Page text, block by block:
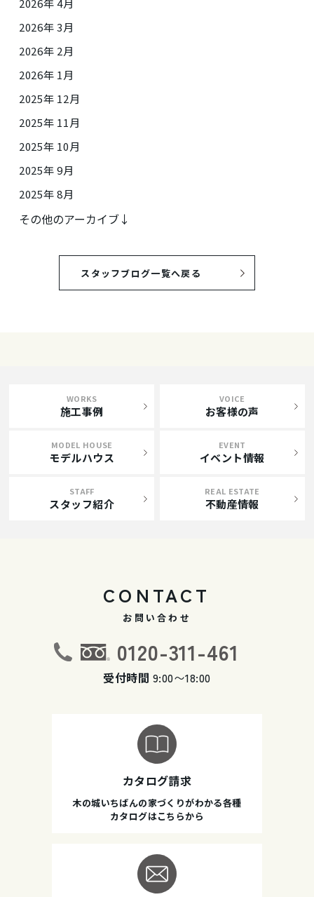
2026年 4月
2026年 3月
2026年 2月
2026年 1月
2025年 12月
2025年 11月
2025年 10月
2025年 9月
2025年 8月
その他のアーカイブ↓
スタッフブログ一覧へ戻る
WORKS
施工事例
VOICE
お客様の声
MODEL HOUSE
モデルハウス
EVENT
イベント情報
STAFF
スタッフ紹介
REAL ESTATE
不動産情報
CONTACT
お問い合わせ
0120-311-461
受付時間 9:00〜18:00
カタログ請求
木の城いちばんの家づくりがわかる各種
カタログはこちらから